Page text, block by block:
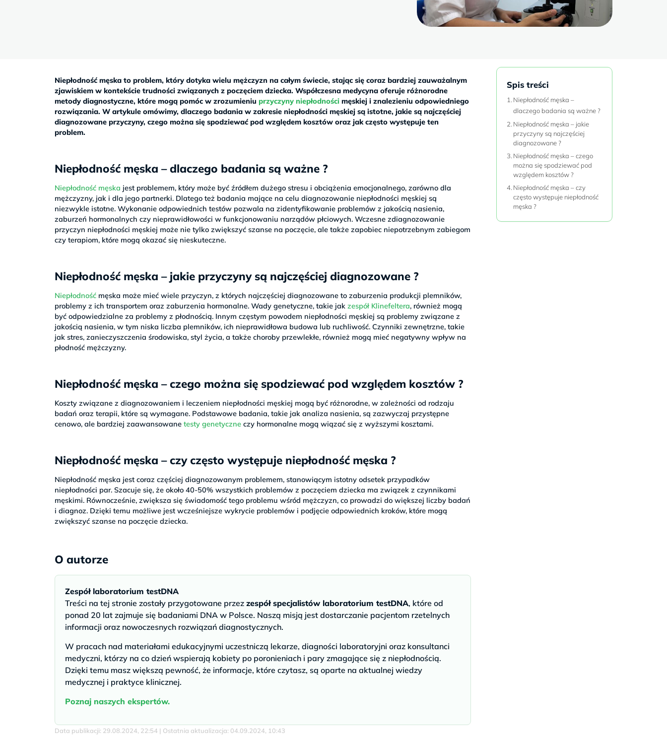
Niepłodność męska to problem, który dotyka wielu mężczyzn na całym świecie, stając się coraz bardziej zauważalnym
zjawiskiem w kontekście trudności związanych z poczęciem dziecka. Współczesna medycyna oferuje różnorodne
metody diagnostyczne, które mogą pomóc w zrozumieniuprzyczyny niepłodności męskiej i znalezieniu odpowiedniego
rozwiązania. W artykule omówimy, dlaczego badania w zakresie niepłodności męskiej są istotne, jakie są najczęściej
diagnozowane przyczyny, czego można się spodziewać pod względem kosztów oraz jak często występuje ten
problem.
Niepłodność męska – dlaczego badania są ważne ?
Niepłodność męska jest problemem, który może być źródłem dużego stresu i obciążenia emocjonalnego, zarówno dla
mężczyzny, jak i dla jego partnerki. Dlatego też badania mające na celu diagnozowanie niepłodności męskiej są
niezwykle istotne. Wykonanie odpowiednich testów pozwala na zidentyfikowanie problemów z jakością nasienia,
zaburzeń hormonalnych czy nieprawidłowości w funkcjonowaniu narządów płciowych. Wczesne zdiagnozowanie
przyczyn niepłodności męskiej może nie tylko zwiększyć szanse na poczęcie, ale także zapobiec niepotrzebnym zabiegom
czy terapiom, które mogą okazać się nieskuteczne.
Niepłodność męska – jakie przyczyny są najczęściej diagnozowane ?
Niepłodność męska może mieć wiele przyczyn, z których najczęściej diagnozowane to zaburzenia produkcji plemników,
problemy z ich transportem oraz zaburzenia hormonalne. Wady genetyczne, takie jakzespół Klinefeltera, również mogą
być odpowiedzialne za problemy z płodnością. Innym częstym powodem niepłodności męskiej są problemy związane z
jakością nasienia, w tym niska liczba plemników, ich nieprawidłowa budowa lub ruchliwość. Czynniki zewnętrzne, takie
jak stres, zanieczyszczenia środowiska, styl życia, a także choroby przewlekłe, również mogą mieć negatywny wpływ na
płodność mężczyzny.
Niepłodność męska – czego można się spodziewać pod względem kosztów ?
Koszty związane z diagnozowaniem i leczeniem niepłodności męskiej mogą być różnorodne, w zależności od rodzaju
badań oraz terapii, które są wymagane. Podstawowe badania, takie jak analiza nasienia, są zazwyczaj przystępne
cenowo, ale bardziej zaawansowanetesty genetyczne czy hormonalne mogą wiązać się z wyższymi kosztami.
Niepłodność męska – czy często występuje niepłodność męska ?
Niepłodność męska jest coraz częściej diagnozowanym problemem, stanowiącym istotny odsetek przypadków
niepłodności par. Szacuje się, że około 40-50% wszystkich problemów z poczęciem dziecka ma związek z czynnikami
męskimi. Równocześnie, zwiększa się świadomość tego problemu wśród mężczyzn, co prowadzi do większej liczby badań
i diagnoz. Dzięki temu możliwe jest wcześniejsze wykrycie problemów i podjęcie odpowiednich kroków, które mogą
zwiększyć szanse na poczęcie dziecka.
O autorze
Zespół laboratorium testDNA
Treści na tej stronie zostały przygotowane przezzespół specjalistów laboratorium testDNA, które od
ponad 20 lat zajmuje się badaniami DNA w Polsce. Naszą misją jest dostarczanie pacjentom rzetelnych
informacji oraz nowoczesnych rozwiązań diagnostycznych.
W pracach nad materiałami edukacyjnymi uczestniczą lekarze, diagności laboratoryjni oraz konsultanci
medyczni, którzy na co dzień wspierają kobiety po poronieniach i pary zmagające się z niepłodnością.
Dzięki temu masz większą pewność, że informacje, które czytasz, są oparte na aktualnej wiedzy
medycznej i praktyce klinicznej.
Poznaj naszych ekspertów.
Data publikacji: 29.08.2024, 22:54 | Ostatnia aktualizacja: 04.09.2024, 10:43
Spis treści
Niepłodność męska –
dlaczego badania są ważne ?
Niepłodność męska – jakie
przyczyny są najczęściej
diagnozowane ?
Niepłodność męska – czego
można się spodziewać pod
względem kosztów ?
Niepłodność męska – czy
często występuje niepłodność
męska ?